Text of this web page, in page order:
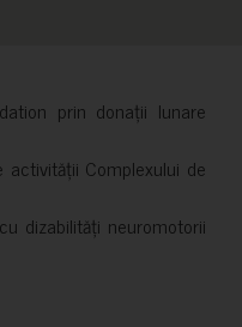
prin donații lunare
Complexului de
dizabilități neuromotorii